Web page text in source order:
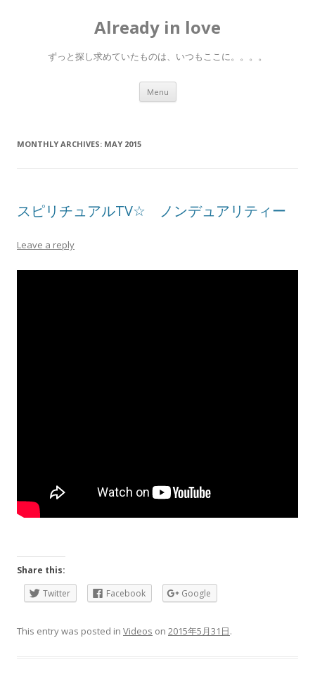
Already in love
ずっと探し求めていたものは、いつもここに。。。。
Menu Skip
content
MONTHLY ARCHIVES: MAY 2015
スピリチュアルTV☆ ノンデュアリティー
Leave a reply
Share this:
Twitter
Facebook Google
This entry was posted in Videos on 2015年5月31日.